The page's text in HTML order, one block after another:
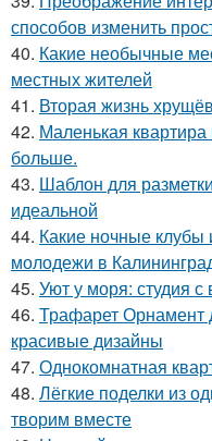
способов изменить
40. Какие необычные
местных жителей
41. Вторая жизнь
42. Маленькая
больше.
43. Шаблон для
идеальной
44. Какие ночные
молодежи в
45. Уют у моря: студия
46. Трафарет Орнамент
красивые дизайны
47. Однокомнатная
48. Лёгкие поделки из
творим вместе